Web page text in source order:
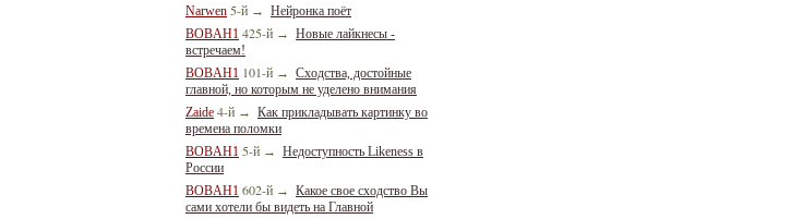
Narwen 5-й → Нейронка поёт
BOBAH1 425-й → Новые лайкнесы -
встречаем!
BOBAH1 101-й → Сходства, достойные
главной, но которым не уделено внимания
Zaide 4-й → Как прикладывать картинку во
времена поломки
BOBAH1 5-й → Недоступность Likeness в
России
BOBAH1 602-й → Какое свое сходство Вы
сами хотели бы видеть на Главной